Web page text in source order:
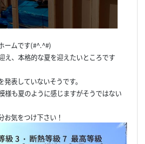
ームです(#^.^#)
え、本格的な夏を迎えたいところです
表していないそうです。
様も夏のように感じますがそうではない
お気をつけ下さい！